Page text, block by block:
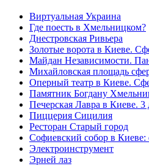
Виртуальная Украина
Где поесть в Хмельницком?
Днестровская Ривьера
Золотые ворота в Киеве.
Майдан Независимости.
Михайловская площадь
Оперный театр в Киеве.
Памятник Богдану
Печерская Лавра в Киеве. 3
Пиццерия Сицилия
Ресторан Старый город
Софиевский собор в
Электроинструмент
Эрней лаз